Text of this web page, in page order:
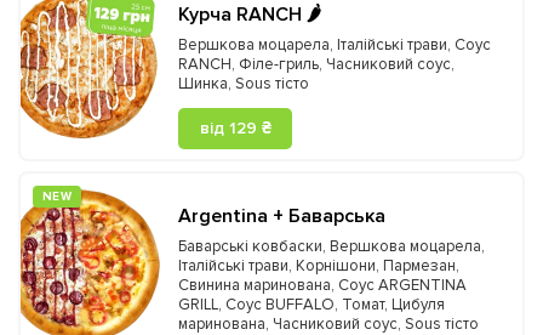
Курча RANCH 🌶️
Вершкова моцарела, Італійські трави, Соус
RANCH, Філе-гриль, Часниковий соус,
Шинка, Sous тісто
від 129 ₴
NEW
Argentina + Баварська
Баварські ковбаски, Вершкова моцарела,
Італійські трави, Корнішони, Пармезан,
Свинина маринована, Соус ARGENTINA
GRILL, Соус BUFFALO, Томат, Цибуля
маринована, Часниковий соус, Sous тісто